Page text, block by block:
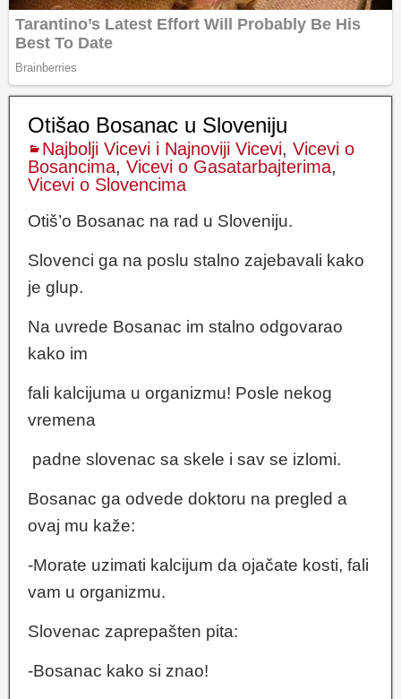
Otišao Bosanac u Sloveniju
Najbolji Vicevi i Najnoviji Vicevi, Vicevi o
Bosancima, Vicevi o Gasatarbajterima,
Vicevi o Slovencima
Otiš’o Bosanac na rad u Sloveniju.
Slovenci ga na poslu stalno zajebavali kako
je glup.
Na uvrede Bosanac im stalno odgovarao
kako im
fali kalcijuma u organizmu! Posle nekog
vremena
padne slovenac sa skele i sav se izlomi.
Bosanac ga odvede doktoru na pregled a
ovaj mu kaže:
-Morate uzimati kalcijum da ojačate kosti, fali
vam u organizmu.
Slovenac zaprepašten pita:
-Bosanac kako si znao!